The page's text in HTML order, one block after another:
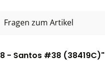
Fragen zum Artikel
- Santos #38 (38419C)"